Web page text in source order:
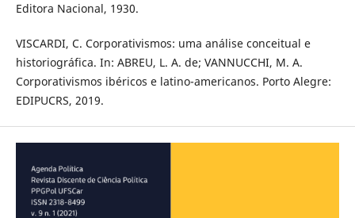
Editora Nacional, 1930.
VISCARDI, C. Corporativismos: uma análise conceitual e
historiográfica. In: ABREU, L. A. de; VANNUCCHI, M. A.
Corporativismos ibéricos e latino-americanos. Porto Alegre:
EDIPUCRS, 2019.